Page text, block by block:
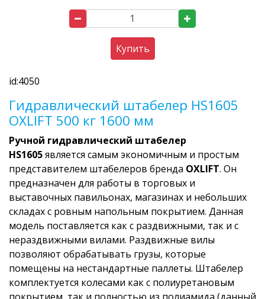
Купить
id:4050
Гидравлический штабелер HS1605
OXLIFT 500 кг 1600 мм
Ручной гидравлический штабелер
HS1605является самым экономичным и простым
представителем штабелеров бренда OXLIFT. Он
предназначен для работы в торговых и
выставочных павильонах, магазинах и небольших
складах с ровным напольным покрытием. Данная
модель поставляется как с раздвижными, так и с
нераздвижными вилами. Раздвижные вилы
позволяют обрабатывать грузы, которые
помещены на нестандартные паллеты. Штабелер
комплектуется колесами как с полиуретановым